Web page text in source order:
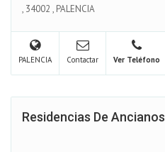
, 34002 , PALENCIA
PALENCIA Contactar Ver Teléfono
Residencias De Ancianos